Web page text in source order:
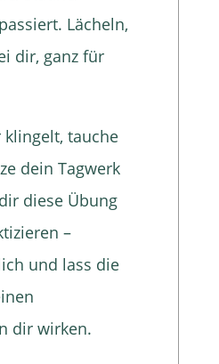
Lächeln,
dir, ganz für
klingelt, tauche
dein Tagwerk
diese Übung
–
und lass die
dir wirken.